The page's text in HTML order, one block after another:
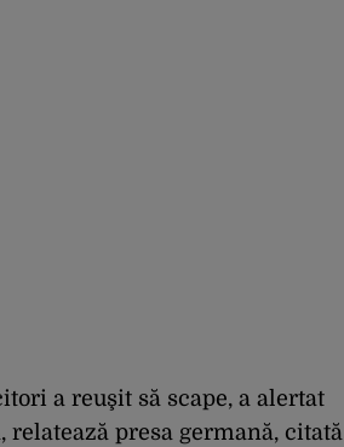
a reuşit să scape, a alertat
presa germană, citată